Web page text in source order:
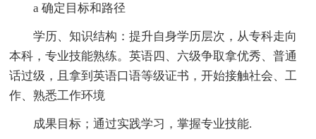
a 确定目标和路径
学历、知识结构：提升自身学历层次，从专科走向
本科，专业技能熟练。英语四、六级争取拿优秀、普通
话过级，且拿到英语口语等级证书，开始接触社会、工
作、熟悉工作环境
成果目标；通过实践学习，掌握专业技能.